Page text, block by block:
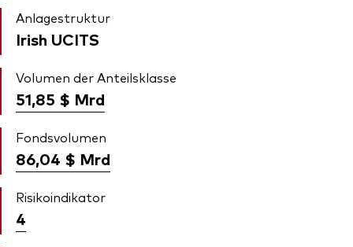
Anlagestruktur
Irish UCITS
Volumen der Anteilsklasse
51,85 $ Mrd
Fondsvolumen
86,04 $ Mrd
Risikoindikator
4